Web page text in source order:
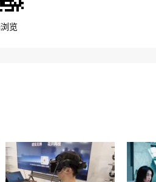
览